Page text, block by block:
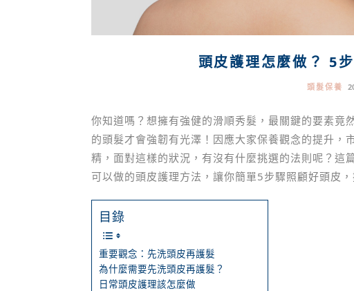
頭皮護理怎麼做？ 5
頭髮保養
你知道嗎？想擁有強健的滑順秀髮，最關鍵的要素竟
的頭髮才會強韌有光澤！因應大家保養觀念的提升，
精，面對這樣的狀況，有沒有什麼挑選的法則呢？這
可以做的頭皮護理方法，讓你簡單5步驟照顧好頭皮，
目錄
重要觀念：先洗頭皮再護髮
為什麼需要先洗頭皮再護髮？
日常頭皮護理該怎麼做